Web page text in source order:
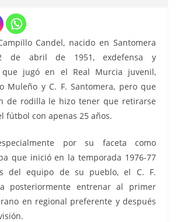
Candel, nacido en Santomera
de abril de 1951, exdefensa y
que jugó en el Real Murcia juvenil,
Muleño y C. F. Santomera, pero que
de rodilla le hizo tener que retirarse
fútbol con apenas 25 años.
por su faceta como
que inició en la temporada 1976-77
del equipo de su pueblo, el C. F.
posteriormente entrenar al primer
en regional preferente y después